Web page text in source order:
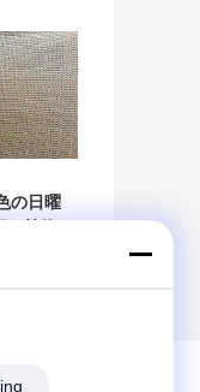
の日曜